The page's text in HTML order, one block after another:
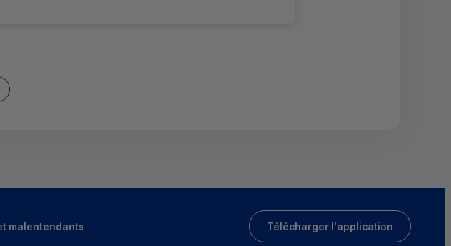
malentendants Télécharger l'application